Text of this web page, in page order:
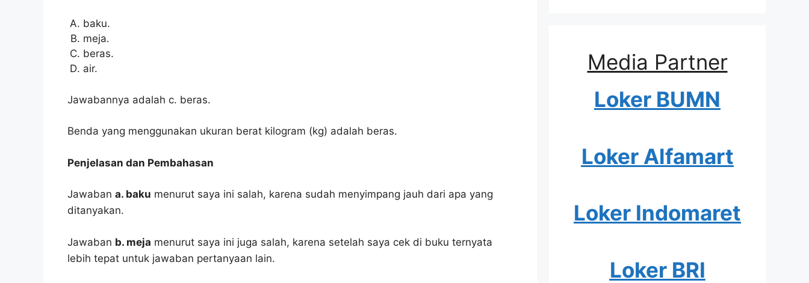
baku.
meja.
beras.
air.
Jawabannya adalah c. beras.
Benda yang menggunakan ukuran berat kilogram (kg) adalah beras.
Penjelasan dan Pembahasan
Jawaban a. baku menurut saya ini salah, karena sudah menyimpang jauh dari apa yang
ditanyakan.
Jawaban b. meja menurut saya ini juga salah, karena setelah saya cek di buku ternyata
lebih tepat untuk jawaban pertanyaan lain.
Media Partner
Loker BUMN
Loker Alfamart
Loker Indomaret
Loker BRI